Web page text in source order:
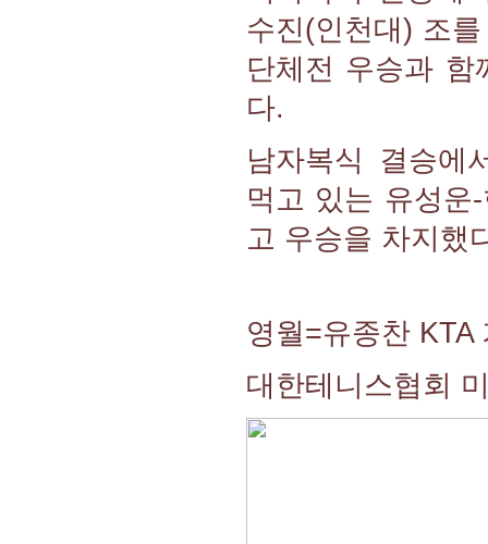
수진(인천대) 조
단체전 우승과 함
다.
남자복식 결승에
먹고 있는 유성운
고 우승을 차지했
영월=유종찬
대한테니스협회